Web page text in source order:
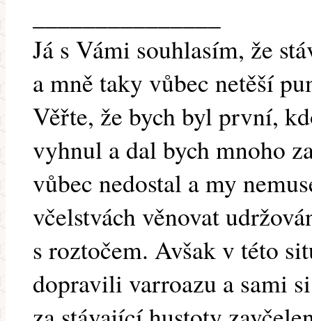
Já s Vámi souhlasím, že
a mně taky vůbec netěší
Věřte, že bych byl první,
vyhnul a dal bych mnoho
vůbec nedostal a my
včelstvách věnovat
s roztočem. Avšak v této
dopravili varroazu a sami